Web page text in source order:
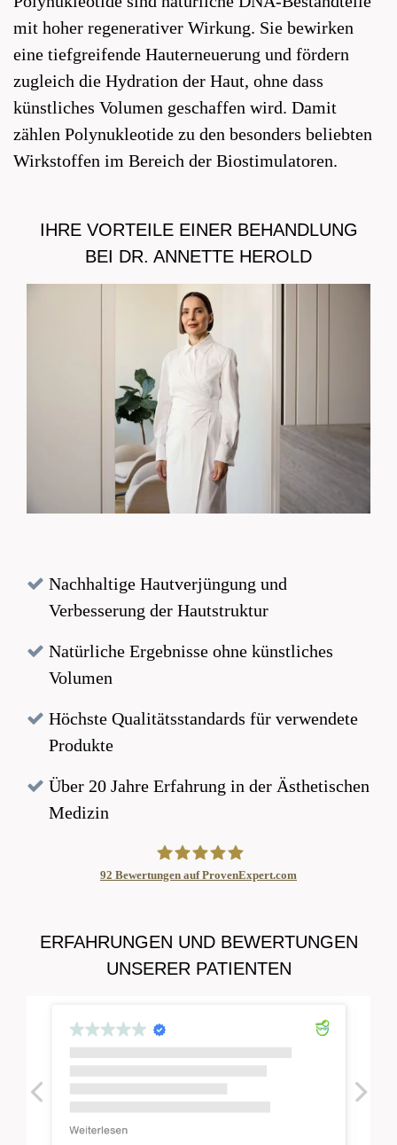
mit hoher regenerativer Wirkung. Sie bewirken
eine tiefgreifende Hauterneuerung und fördern
zugleich die Hydration der Haut, ohne dass
künstliches Volumen geschaffen wird. Damit
zählen Polynukleotide zu den besonders beliebten
Wirkstoffen im Bereich der Biostimulatoren.
IHRE VORTEILE EINER BEHANDLUNG
BEI DR. ANNETTE HEROLD
Nachhaltige Hautverjüngung und
Verbesserung der Hautstruktur
Natürliche Ergebnisse ohne künstliches
Volumen
Höchste Qualitätsstandards für verwendete
Produkte
Über 20 Jahre Erfahrung in der Ästhetischen
Medizin
Dr.Annette Herold
92 Bewertungen auf ProvenExpert.com
ERFAHRUNGEN UND BEWERTUNGEN
UNSERER PATIENTEN